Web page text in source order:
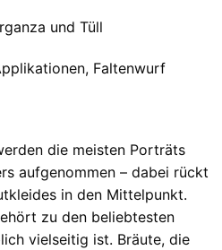
und Tüll
Faltenwurf
die meisten Porträts
aufgenommen – dabei rückt
in den Mittelpunkt.
zu den beliebtesten
vielseitig ist. Bräute, die